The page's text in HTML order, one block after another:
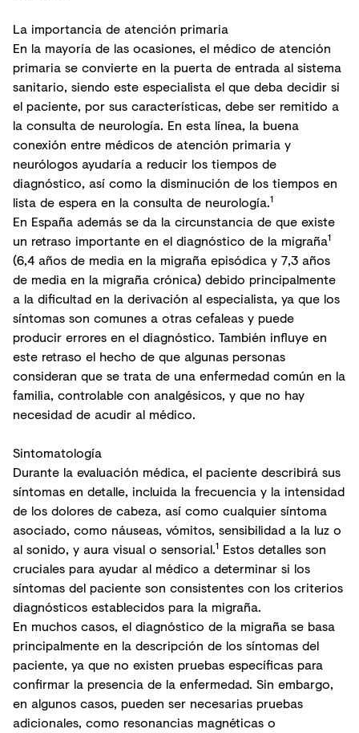
La importancia de atención primaria
En la mayoría de las ocasiones, el médico de atención
primaria se convierte en la puerta de entrada al sistema
sanitario, siendo este especialista el que deba decidir si
el paciente, por sus características, debe ser remitido a
la consulta de neurología. En esta línea, la buena
conexión entre médicos de atención primaria y
neurólogos ayudaría a reducir los tiempos de
diagnóstico, así como la disminución de los tiempos en
lista de espera en la consulta de neurología.1
En España además se da la circunstancia de que existe
un retraso importante en el diagnóstico de la migraña1
(6,4 años de media en la migraña episódica y 7,3 años
de media en la migraña crónica) debido principalmente
a la dificultad en la derivación al especialista, ya que los
síntomas son comunes a otras cefaleas y puede
producir errores en el diagnóstico. También influye en
este retraso el hecho de que algunas personas
consideran que se trata de una enfermedad común en la
familia, controlable con analgésicos, y que no hay
necesidad de acudir al médico.
Sintomatología
Durante la evaluación médica, el paciente describirá sus
síntomas en detalle, incluida la frecuencia y la intensidad
de los dolores de cabeza, así como cualquier síntoma
asociado, como náuseas, vómitos, sensibilidad a la luz o
al sonido, y aura visual o sensorial.1 Estos detalles son
cruciales para ayudar al médico a determinar si los
síntomas del paciente son consistentes con los criterios
diagnósticos establecidos para la migraña.
En muchos casos, el diagnóstico de la migraña se basa
principalmente en la descripción de los síntomas del
paciente, ya que no existen pruebas específicas para
confirmar la presencia de la enfermedad. Sin embargo,
en algunos casos, pueden ser necesarias pruebas
adicionales, como resonancias magnéticas o